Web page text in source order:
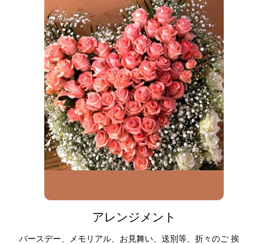
アレンジメント
バースデー、メモリアル、お見舞い、送別等、折々のご 挨